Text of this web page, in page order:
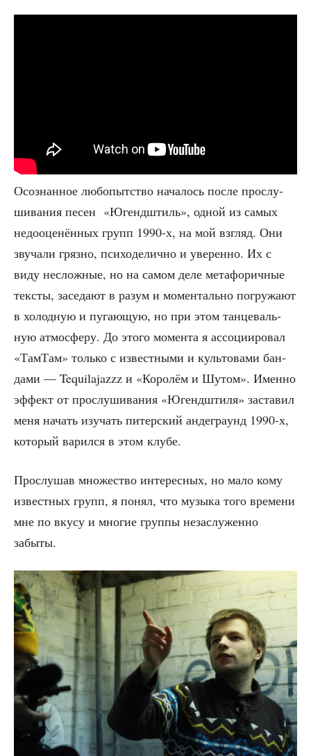
Осо­знан­ное любо­пыт­ство нача­лось после про­слу­
ши­ва­ния песен «Югенд­штиль», одной из самых
недо­оце­нён­ных групп 1990‑х, на мой взгляд. Они
зву­ча­ли гряз­но, пси­хо­де­лич­но и уве­рен­но. Их с
виду неслож­ные, но на самом деле мета­фо­рич­ные
тек­сты, засе­да­ют в разум и момен­таль­но погру­жа­ют
в холод­ную и пуга­ю­щую, но при этом тан­це­валь­
ную атмо­сфе­ру. До это­го момен­та я ассо­ци­и­ро­вал
«Там­Там» толь­ко с извест­ны­ми и куль­то­ва­ми бан­
да­ми — Tequilajazzz и «Коро­лём и Шутом». Имен­но
эффект от про­слу­ши­ва­ния «Югенд­шти­ля» заста­вил
меня начать изу­чать питер­ский анде­гра­унд 1990‑х,
кото­рый варил­ся в этом клубе.
Про­слу­шав мно­же­ство инте­рес­ных, но мало кому
извест­ных групп, я понял, что музы­ка того вре­ме­ни
мне по вку­су и мно­гие груп­пы неза­слу­жен­но
забыты.